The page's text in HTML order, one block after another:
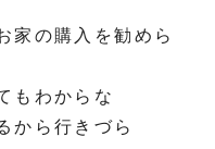
家の購入を勧めら
もわからな
から行きづら